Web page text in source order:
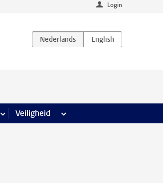
Login
meer Communicatie & Marketing pagina’s
Veiligheid meer Veiligheid pagina’s